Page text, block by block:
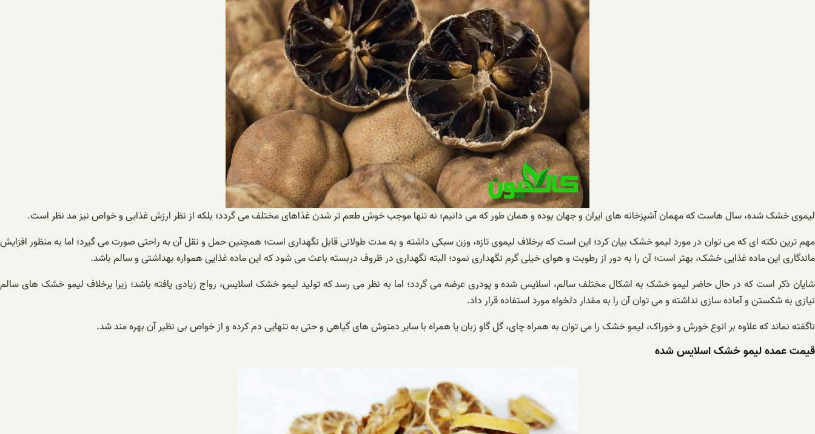
لیموی خشک شده، سال هاست که مهمان آشپزخانه های ایران و جهان بوده و همان طور که می دانیم؛ نه تنها موجب خوش طعم تر شدن غذاهای مختلف می گردد؛ بلکه از نظر ارزش غذایی و خواص نیز مد نظر است.
مهم ترین نکته ای که می توان در مورد لیمو خشک بیان کرد؛ این است که برخلاف لیموی تازه، وزن سبکی داشته و به مدت طولانی قابل نگهداری است؛ همچنین حمل و نقل آن به راحتی صورت می گیرد؛ اما به منظور افزایش
ماندگاری این ماده غذایی خشک، بهتر است؛ آن را به دور از رطوبت و هوای خیلی گرم نگهداری نمود؛ البته نگهداری در ظروف دربسته باعث می شود که این ماده غذایی همواره بهداشتی و سالم باشد.
شایان ذکر است که در حال حاضر لیمو خشک به اشکال مختلف سالم، اسلایس شده و پودری عرضه می گردد؛ اما به نظر می رسد که تولید لیمو خشک اسلایس، رواج زیادی یافته باشد؛ زیرا برخلاف لیمو خشک های سالم
نیازی به شکستن و آماده سازی نداشته و می توان آن را به مقدار دلخواه مورد استفاده قرار داد.
ناگفته نماند که علاوه بر انوع خورش و خوراک، لیمو خشک را می توان به همراه چای، گل گاو زبان یا همراه با سایر دمنوش های گیاهی و حتی به تنهایی دم کرده و از خواص بی نظیر آن بهره مند شد.
قیمت عمده لیمو خشک اسلایس شده